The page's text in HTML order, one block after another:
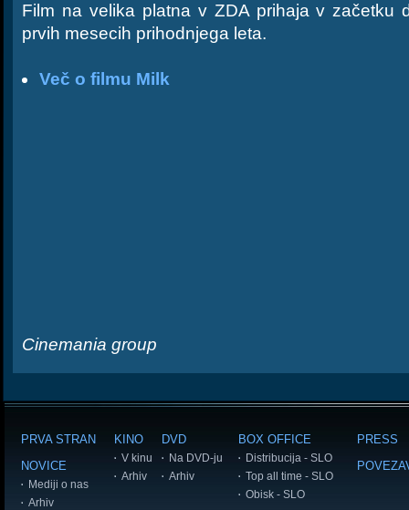
Film na velika platna v ZDA prihaja v začetku
prvih mesecih prihodnjega leta.
Več o filmu Milk
Cinemania group
PRVA STRAN
NOVICE
Mediji o nas
Arhiv
KINO
V kinu
Arhiv
DVD
Na DVD-ju
Arhiv
BOX OFFICE
Distribucija - SLO
Top all time - SLO
Obisk - SLO
PRESS